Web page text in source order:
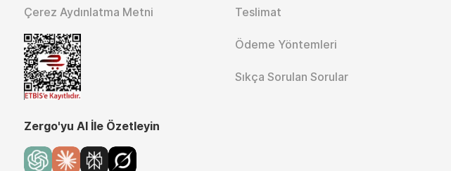
Çerez Aydınlatma Metni Teslimat
Ödeme Yöntemleri
Sıkça Sorulan Sorular
Zergo'yu AI İle Özetleyin